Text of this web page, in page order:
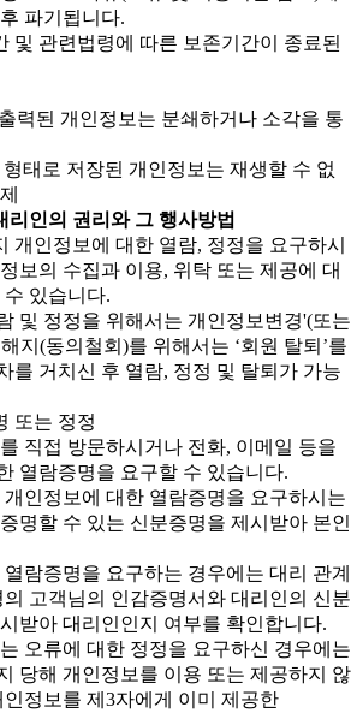
파기됩니다.
및 관련법령에 따른 보존기간이 종료된
력된 개인정보는 분쇄하거나 소각을 통
태로 저장된 개인정보는 재생할 수 없
리인의 권리와 그 행사방법
개인정보에 대한 열람, 정정을 요구하시
보의 수집과 이용, 위탁 또는 제공에 대
있습니다.
및 정정을 위해서는 개인정보변경'(또는
지(동의철회)를 위해서는 ‘회원 탈퇴’를
를 거치신 후 열람, 정정 및 탈퇴가 가능
또는 정정
직접 방문하시거나 전화, 이메일 등을
열람증명을 요구할 수 있습니다.
인정보에 대한 열람증명을 요구하시는
명할 수 있는 신분증명을 제시받아 본인
람증명을 요구하는 경우에는 대리 관계
고객님의 인감증명서와 대리인의 신분
받아 대리인인지 여부를 확인합니다.
오류에 대한 정정을 요구하신 경우에는
당해 개인정보를 이용 또는 제공하지 않
정보를 제3자에게 이미 제공한